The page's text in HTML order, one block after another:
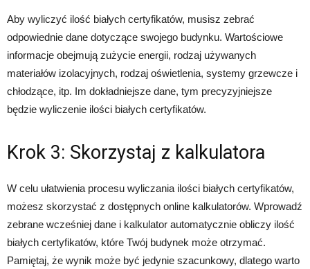
Aby wyliczyć ilość białych certyfikatów, musisz zebrać
odpowiednie dane dotyczące swojego budynku. Wartościowe
informacje obejmują zużycie energii, rodzaj używanych
materiałów izolacyjnych, rodzaj oświetlenia, systemy grzewcze i
chłodzące, itp. Im dokładniejsze dane, tym precyzyjniejsze
będzie wyliczenie ilości białych certyfikatów.
Krok 3: Skorzystaj z kalkulatora
W celu ułatwienia procesu wyliczania ilości białych certyfikatów,
możesz skorzystać z dostępnych online kalkulatorów. Wprowadź
zebrane wcześniej dane i kalkulator automatycznie obliczy ilość
białych certyfikatów, które Twój budynek może otrzymać.
Pamiętaj, że wynik może być jedynie szacunkowy, dlatego warto